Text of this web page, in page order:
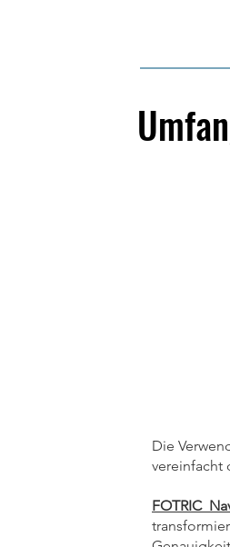
Die
vereinfacht
FOTRIC